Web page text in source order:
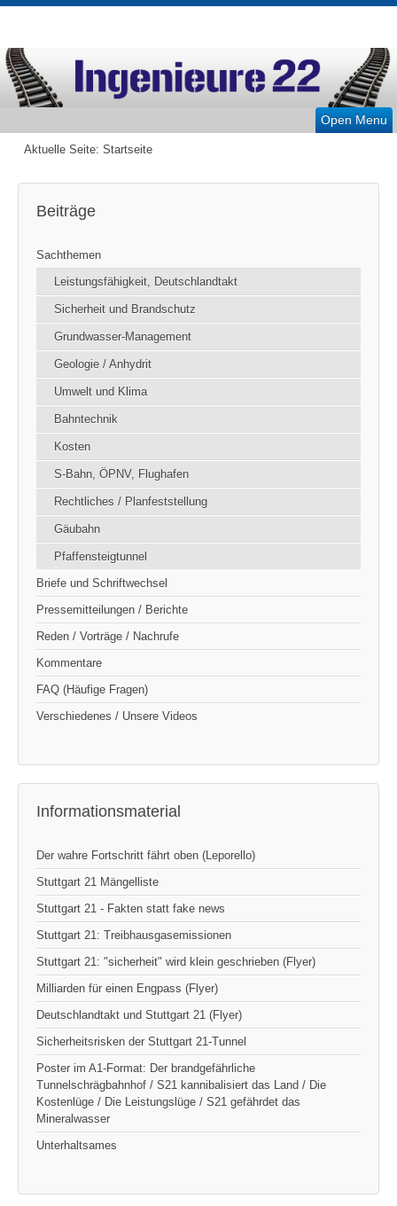
Open Menu
Aktuelle Seite: Startseite
Beiträge
Sachthemen
Leistungsfähigkeit, Deutschlandtakt
Sicherheit und Brandschutz
Grundwasser-Management
Geologie / Anhydrit
Umwelt und Klima
Bahntechnik
Kosten
S-Bahn, ÖPNV, Flughafen
Rechtliches / Planfeststellung
Gäubahn
Pfaffensteigtunnel
Briefe und Schriftwechsel
Pressemitteilungen / Berichte
Reden / Vorträge / Nachrufe
Kommentare
FAQ (Häufige Fragen)
Verschiedenes / Unsere Videos
Informationsmaterial
Der wahre Fortschritt fährt oben (Leporello)
Stuttgart 21 Mängelliste
Stuttgart 21 - Fakten statt fake news
Stuttgart 21: Treibhausgasemissionen
Stuttgart 21: "sicherheit" wird klein geschrieben (Flyer)
Milliarden für einen Engpass (Flyer)
Deutschlandtakt und Stuttgart 21 (Flyer)
Sicherheitsrisken der Stuttgart 21-Tunnel
Poster im A1-Format: Der brandgefährliche
Tunnelschrägbahnhof / S21 kannibalisiert das Land / Die
Kostenlüge / Die Leistungslüge / S21 gefährdet das
Mineralwasser
Unterhaltsames